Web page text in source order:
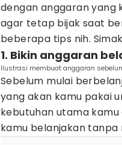
dengan anggaran yang
agar tetap bijak saat
beberapa tips nih.
1. Bikin anggaran
Ilustrasi membuat anggaran
Sebelum mulai
yang akan kamu pakai
kebutuhan utama
kamu belanjakan tanpa